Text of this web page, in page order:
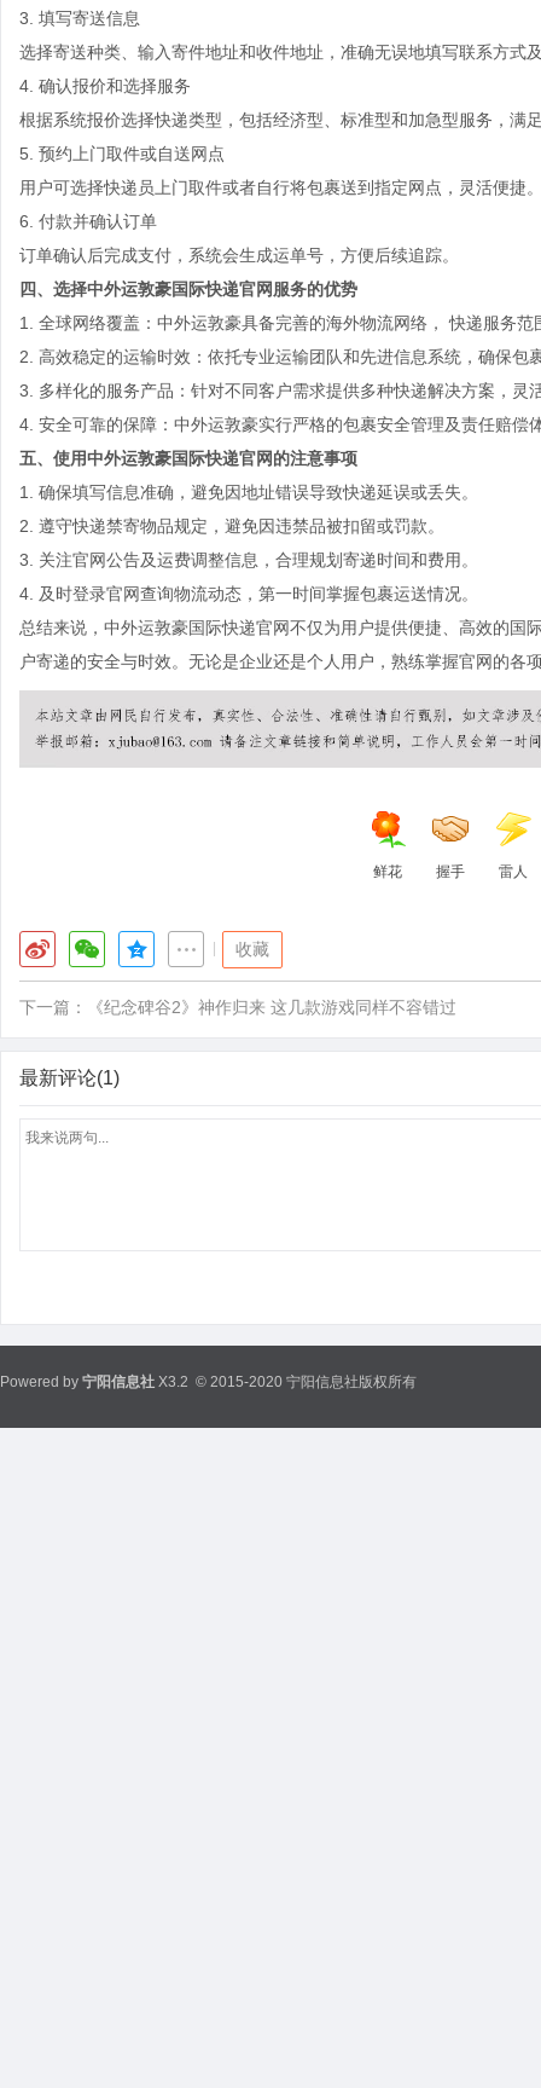
3. 填写寄送信息
选择寄送种类、输入寄件地址和收件地址，准确无误地填写联系方式
4. 确认报价和选择服务
根据系统报价选择快递类型，包括经济型、标准型和加急型服务，满
5. 预约上门取件或自送网点
用户可选择快递员上门取件或者自行将包裹送到指定网点，灵活便捷
6. 付款并确认订单
订单确认后完成支付，系统会生成运单号，方便后续追踪。
四、选择中外运敦豪国际快递官网服务的优势
1. 全球网络覆盖 ：中外运敦豪具备完善的海外物流网络， 快递服务
2. 高效稳定的运输时效 ：依托专业运输团队和先进信息系统，确保包
3. 多样化的服务产品 ：针对不同客户需求提供多种快递解决方案，
4. 安全可靠的保障 ：中外运敦豪实行严格的包裹安全管理及责任赔偿
五、使用中外运敦豪国际快递官网的注意事项
1. 确保填写信息准确，避免因地址错误导致快递延误或丢失。
2. 遵守快递禁寄物品规定，避免因违禁品被扣留或罚款。
3. 关注官网公告及运费调整信息，合理规划寄递时间和费用。
4. 及时登录官网查询物流动态，第一时间掌握包裹运送情况。
总结来说，中外运敦豪国际快递官网不仅为用户提供便捷、高效的
户寄递的安全与时效。无论是企业还是个人用户，熟练掌握官网的
鲜花 握手 雷人
收藏
下一篇： 《纪念碑谷2》神作归来 这几款游戏同样不容错过
最新评论(1)
Powered by 宁阳信息社 X3.2 © 2015-2020 宁阳信息社版权所有